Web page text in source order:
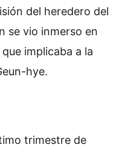
del heredero del
se vio inmerso en
implicaba a la
hye.
trimestre de